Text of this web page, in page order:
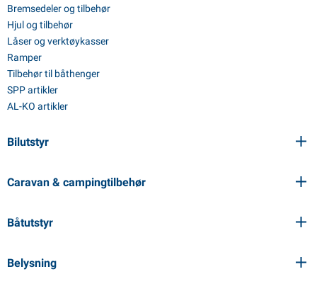
Bremsedeler og tilbehør
Hjul og tilbehør
Låser og verktøykasser
Ramper
Tilbehør til båthenger
SPP artikler
AL-KO artikler
Bilutstyr
Caravan & campingtilbehør
Båtutstyr
Belysning